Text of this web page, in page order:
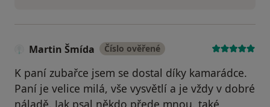
Martin Šmída Číslo ověřené
K paní zubařce jsem se dostal díky kamarádce.
Paní je velice milá, vše vysvětlí a je vždy v dobré
náladě. Jak psal někdo přede mnou, také